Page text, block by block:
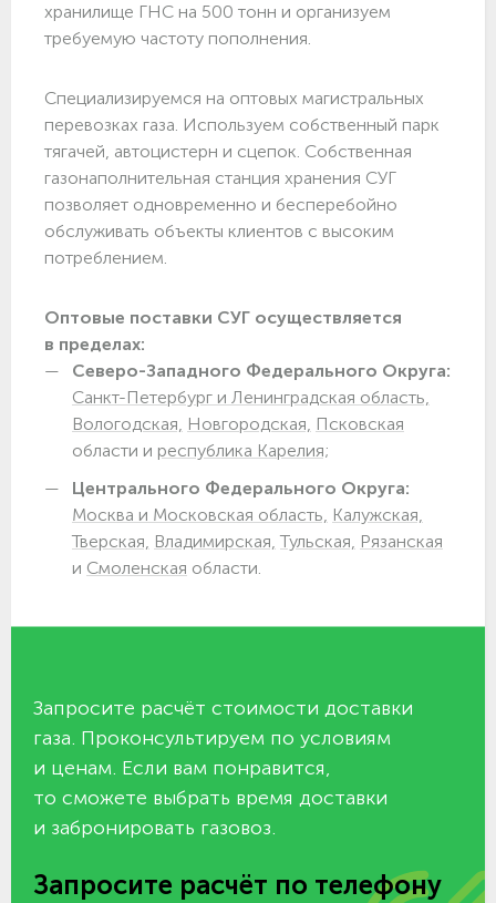
хранилище ГНС на 500 тонн и организуем
требуемую частоту пополнения.
Специализируемся на оптовых магистральных
перевозках газа. Используем собственный парк
тягачей, автоцистерн и сцепок. Собственная
газонаполнительная станция хранения СУГ
позволяет одновременно и бесперебойно
обслуживать объекты клиентов с высоким
потреблением.
Оптовые поставки СУГ осуществляется
в пределах:
Северо-Западного Федерального Округа:
Санкт-Петербург и Ленинградская область,
Вологодская, Новгородская, Псковская
области и республика Карелия;
Центрального Федерального Округа:
Москва и Московская область, Калужская,
Тверская, Владимирская, Тульская, Рязанская
и Смоленская области.
Запросите расчёт стоимости доставки
газа. Проконсультируем по условиям
и ценам. Если вам понравится,
то сможете выбрать время доставки
и забронировать газовоз.
Запросите расчёт по телефону